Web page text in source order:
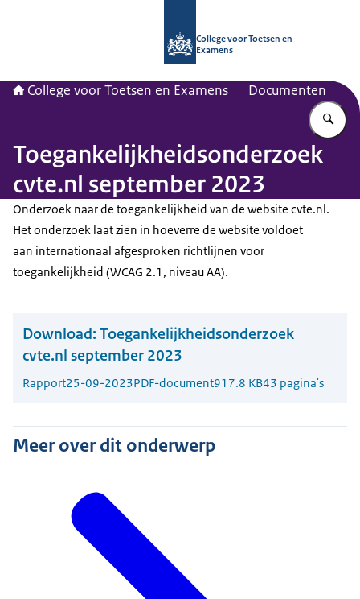
College voor Toetsen en
Examens
College voor Toetsen en Examens Documenten
Toegankelijkheidsonderzoek
cvte.nl september 2023
Onderzoek naar de toegankelijkheid van de website cvte.nl.
Het onderzoek laat zien in hoeverre de website voldoet
aan internationaal afgesproken richtlijnen voor
toegankelijkheid (WCAG 2.1, niveau AA).
Download: Toegankelijkheidsonderzoek
cvte.nl september 2023
Rapport25-09-2023PDF-document917.8 KB43 pagina's
Meer over dit onderwerp